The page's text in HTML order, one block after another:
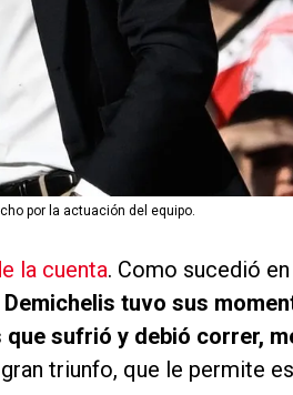
por la actuación del equipo.
la cuenta. Como sucedió
tuvo sus
sufrió y debió correr,
triunfo, que le permite